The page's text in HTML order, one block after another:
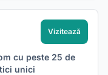
Vizitează
cu peste 25 de
unici